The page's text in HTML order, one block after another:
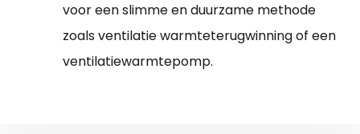
voor een slimme en duurzame methode
zoals ventilatie warmteterugwinning of een
ventilatiewarmtepomp.